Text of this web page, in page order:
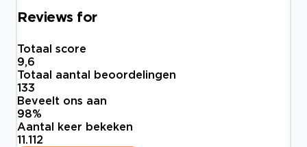
Reviews for
Totaal score
9,6
Totaal aantal beoordelingen
133
Beveelt ons aan
98%
Aantal keer bekeken
11.112